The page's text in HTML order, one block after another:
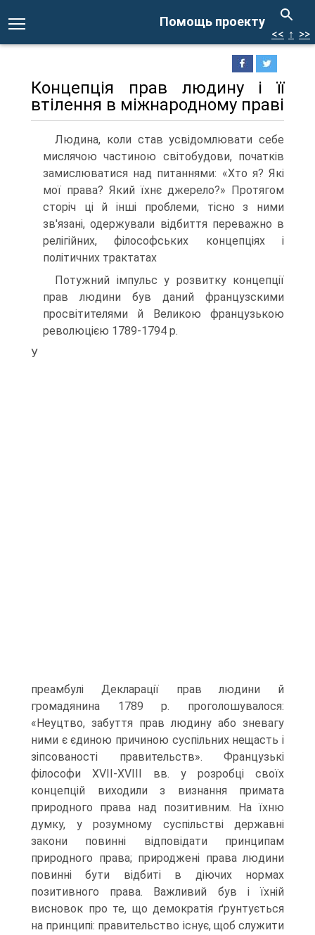
Помощь проекту
<< ↑ >>
Концепція прав людину і її
втілення в міжнародному праві
Людина, коли став усвідомлювати себе
мислячою частиною світобудови, початків
замислюватися над питаннями: «Хто я? Які
мої права? Який їхнє джерело?» Протягом
сторіч ці й інші проблеми, тісно з ними
зв'язані, одержували відбиття переважно в
релігійних, філософських концепціях і
політичних трактатах
Потужний імпульс у розвитку концепції
прав людини був даний французскими
просвітителями й Великою французькою
революцією 1789-1794 р.
У
преамбулі Декларації прав людини й
громадянина 1789 р. проголошувалося:
«Неуцтво, забуття прав людину або зневагу
ними є єдиною причиною суспільних нещасть і
зіпсованості правительств». Французькі
філософи XVII-XVIII вв. у розробці своїх
концепцій виходили з визнання примата
природного права над позитивним. На їхню
думку, у розумному суспільстві державні
закони повинні відповідати принципам
природного права; природжені права людини
повинні бути відбиті в діючих нормах
позитивного права. Важливий був і їхній
висновок про те, що демократія ґрунтується
на принципі: правительство існує, щоб служити